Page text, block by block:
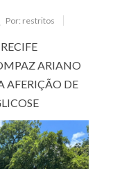
Por: restritos
ARIANO
AFERIÇÃO DE